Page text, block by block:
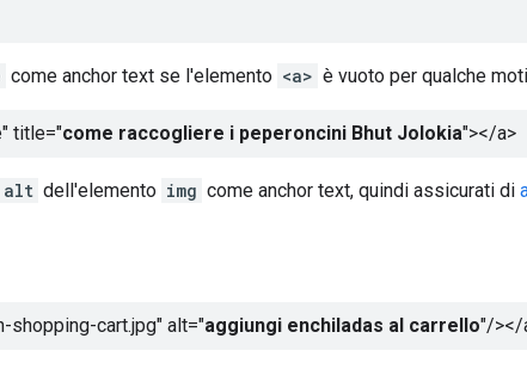
come anchor text se l'elemento <a> è vuoto per qualche
title="come raccogliere i peperoncini Bhut Jolokia"></a>
alt dell'elemento img come anchor text, quindi assicurati di
shopping-cart.jpg" alt="aggiungi enchiladas al carrello"/></